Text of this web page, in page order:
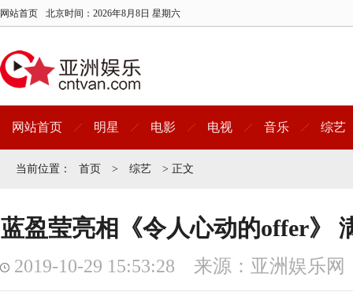
网站首页 北京时间： 2026年8月8日 星期六
网站首页 明星 电影 电视 音乐 综艺
当前位置： 首页 > 综艺 > 正文
蓝盈莹亮相《令人心动的offer》
2019-10-29 15:53:28 来源：亚洲娱乐网